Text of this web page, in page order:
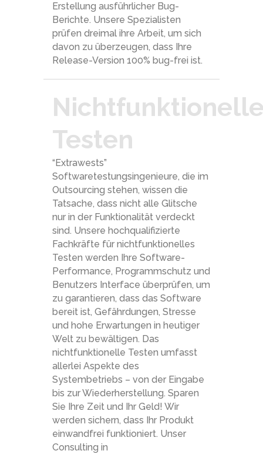
Erstellung ausführlicher Bug-
Berichte. Unsere Spezialisten
prüfen dreimal ihre Arbeit, um sich
davon zu überzeugen, dass Ihre
Release-Version 100% bug-frei ist.
Testen
“Extrawests”
Softwaretestungsingenieure, die im
Outsourcing stehen, wissen die
Tatsache, dass nicht alle Glitsche
nur in der Funktionalität verdeckt
sind. Unsere hochqualifizierte
Fachkräfte für nichtfunktionelles
Testen werden Ihre Software-
Performance, Programmschutz und
Benutzers Interface überprüfen, um
zu garantieren, dass das Software
bereit ist, Gefährdungen, Stresse
und hohe Erwartungen in heutiger
Welt zu bewältigen. Das
nichtfunktionelle Testen umfasst
allerlei Aspekte des
Systembetriebs – von der Eingabe
bis zur Wiederherstellung. Sparen
Sie Ihre Zeit und Ihr Geld! Wir
werden sichern, dass Ihr Produkt
einwandfrei funktioniert. Unser
Consulting in